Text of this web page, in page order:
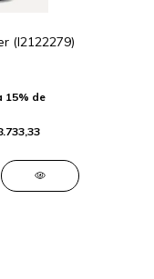
(I2122279)
15% de